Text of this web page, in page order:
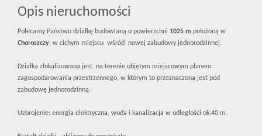
Opis nieruchomości
Polecamy Państwu działkę budowlaną o powierzchni 1025 m położoną w
Choroszczy, w cichym miejscu wśród nowej zabudowy jednorodzinnej.
Działka zlokalizowana jest na terenie objętym miejscowym planem
zagospodarowania przestrzennego, w którym to przeznaczona jest pod
zabudowę jednorodzinną.
Uzbrojenie: energia elektryczna, woda i kanalizacja w odległości ok.40 m.